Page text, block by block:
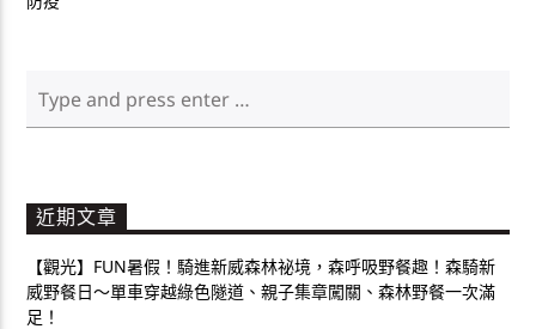
近期文章
【觀光】FUN暑假！騎進新威森林祕境，森呼吸野餐趣！森騎新
威野餐日～單車穿越綠色隧道、親子集章闖關、森林野餐一次滿
足！